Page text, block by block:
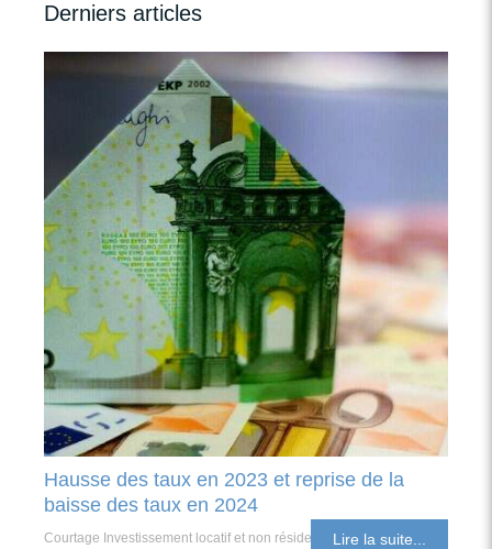
Derniers articles
Hausse des taux en 2023 et reprise de la
baisse des taux en 2024
Courtage Investissement locatif et non résident Lire la suite...